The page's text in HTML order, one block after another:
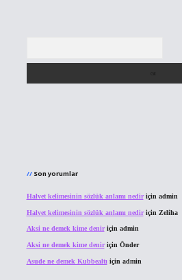
Son yorumlar
Halvet kelimesinin sözlük anlamı nediriçin admin
Halvet kelimesinin sözlük anlamı nediriçin Zeliha
Aksi ne demek kime deniriçin admin
Aksi ne demek kime deniriçin Önder
Asude ne demek Kubbealtı için admin